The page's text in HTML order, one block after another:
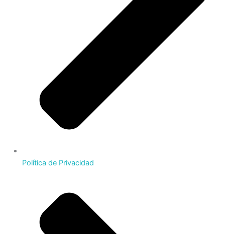
Política de Privacidad